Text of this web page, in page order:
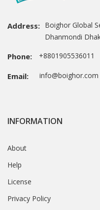
Address: Boighor Global
Dhanmondi
Phone: +8801905536011
Email: info@boighor.com
INFORMATION
About
Help
License
Privacy Policy